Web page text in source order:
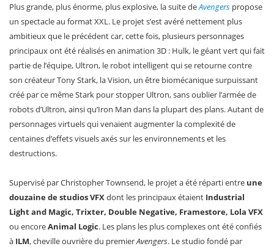
Plus grande, plus énorme, plus explosive, la suite deAvengers propose
un spectacle au format XXL. Le projet s’est avéré nettement plus
ambitieux que le précédent car, cette fois, plusieurs personnages
principaux ont été réalisés en animation 3D : Hulk, le géant vert qui fait
partie de l’équipe, Ultron, le robot intelligent qui se retourne contre
son créateur Tony Stark, la Vision, un être biomécanique surpuissant
créé par ce même Stark pour stopper Ultron, sans oublier l’armée de
robots d’Ultron, ainsi qu’Iron Man dans la plupart des plans. Autant de
personnages virtuels qui venaient augmenter la complexité de
centaines d’effets visuels axés sur les environnements et les
destructions.
Supervisé par Christopher Townsend, le projet a été réparti entre une
douzaine de studios VFXdont les principaux étaient Industrial
Light and Magic, Trixter, Double Negative, Framestore, Lola VFX
ou encoreAnimal Logic. Les plans les plus complexes ont été confiés
à ILM, cheville ouvrière du premierAvengers. Le studio fondé par